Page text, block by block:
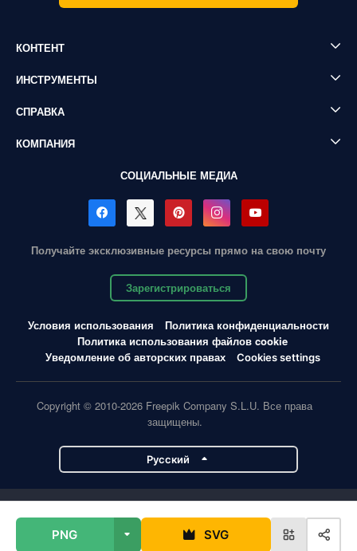
PNG SVG
КОНТЕНТ
ИНСТРУМЕНТЫ
СПРАВКА
КОМПАНИЯ
СОЦИАЛЬНЫЕ МЕДИА
Получайте эксклюзивные ресурсы прямо на свою почту
Зарегистрироваться
Условия использования
Политика конфиденциальности
Политика использования файлов cookie
Уведомление об авторских правах
Cookies settings
Copyright © 2010-2026 Freepik Company S.L.U. Все права
защищены.
Pусский
Flaticon Slidesgo